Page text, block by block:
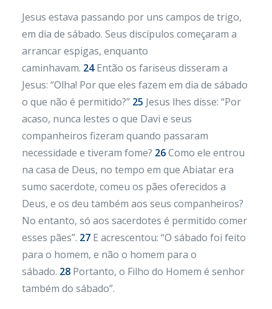
Jesus estava passando por uns campos de trigo,
em dia de sábado. Seus discípulos começaram a
arrancar espigas, enquanto
caminhavam. 24Então os fariseus disseram a
Jesus: “Olha! Por que eles fazem em dia de sábado
o que não é permitido?” 25 Jesus lhes disse: “Por
acaso, nunca lestes o que Davi e seus
companheiros fizeram quando passaram
necessidade e tiveram fome? 26Como ele entrou
na casa de Deus, no tempo em que Abiatar era
sumo sacerdote, comeu os pães oferecidos a
Deus, e os deu também aos seus companheiros?
No entanto, só aos sacerdotes é permitido comer
esses pães”. 27 E acrescentou: “O sábado foi feito
para o homem, e não o homem para o
sábado. 28 Portanto, o Filho do Homem é senhor
também do sábado”.